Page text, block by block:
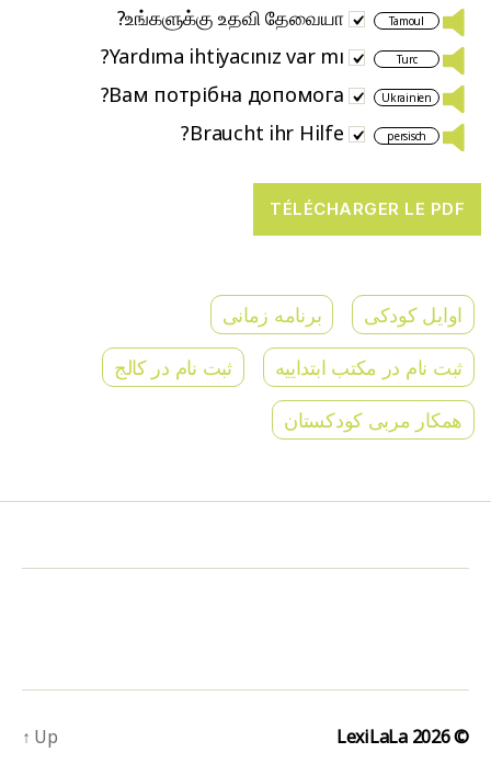
Tamoul
உங்களுக்கு உதவி தேவையா?
Turc
Yardıma ihtiyacınız var mı?
Ukrainien
Вам потрібна допомога?
persisch
Braucht ihr Hilfe?
اوایل کودکی
برنامه زمانی
ثبت نام در مکتب ابتداییه
ثبت نام در کالج
همکار مربی کودکستان
© 2026
LexiLaLa
Up
↑